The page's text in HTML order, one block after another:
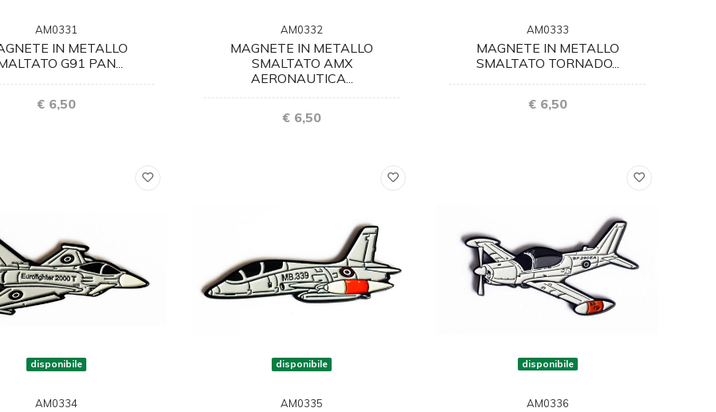
AM0331
IN METALLO
G91 PAN...
€ 6,50
AM0332
MAGNETE IN METALLO
SMALTATO AMX
AERONAUTICA...
€ 6,50
AM0333
MAGNETE IN METALLO
SMALTATO TORNADO...
€ 6,50
disponibile
AM0334
disponibile
AM0335
disponibile
AM0336